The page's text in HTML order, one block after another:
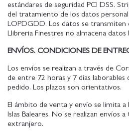
estándares de seguridad PCI DSS.
del tratamiento de los datos
LOPDGDD. Los datos se transmiten
Llibreria Finestres no almacena datos
ENVÍOS. CONDICIONES DE
Los envíos se realizan a través de
de entre 72 horas y 7 días laborables
pedido. Los plazos son orientativos.
El ámbito de venta y envío se limita a
Islas Baleares. No se realizan envíos
extranjero.